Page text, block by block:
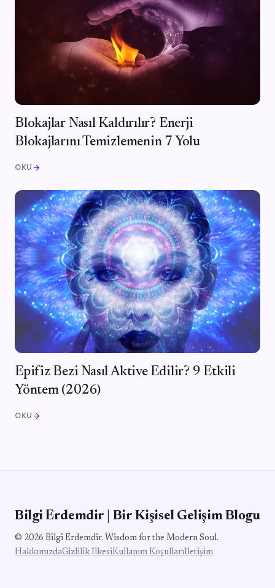
Blokajlar Nasıl Kaldırılır? Enerji
Blokajlarını Temizlemenin 7 Yolu
OKU arrow_forward
Epifiz Bezi Nasıl Aktive Edilir? 9 Etkili
Yöntem (2026)
OKU arrow_forward
Bilgi Erdemdir | Bir Kişisel Gelişim Blogu
© 2026 Bilgi Erdemdir. Wisdom for the Modern Soul.
HakkımızdaGizlilik İlkesiKullanım Koşullarıİletişim